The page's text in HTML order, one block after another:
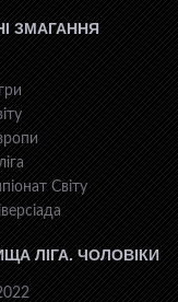
ЗМАГАННЯ
Світу
ЛІГА. ЧОЛОВІКИ